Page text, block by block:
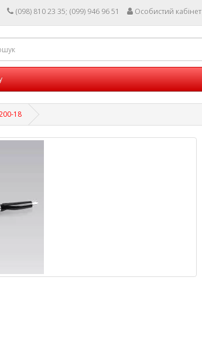
(098) 810 23 35; (099) 946 96 51 Особистий кабінет
18